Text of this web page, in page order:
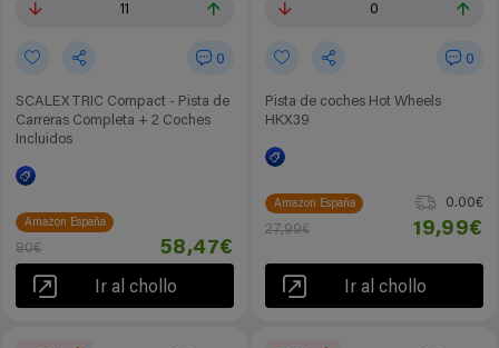
11
0
SCALEXTRIC Compact - Pista de
Carreras Completa + 2 Coches
Incluidos
Amazon España
80€ 58,47€
Ir al chollo
0
0
Pista de coches Hot Wheels
HKX39
Amazon España
0.00€
27,99€
19,99€
Ir al chollo